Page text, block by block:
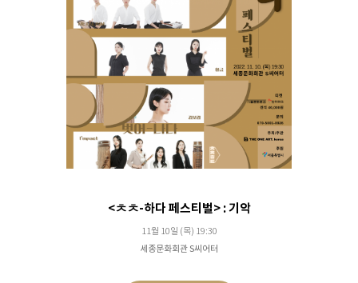
<ㅊㅊ-하다 페스티벌> : 기악
11월 10일 (목) 19:30
세종문화회관 S씨어터